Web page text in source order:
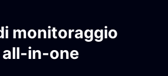
monitoraggio
all-in-one